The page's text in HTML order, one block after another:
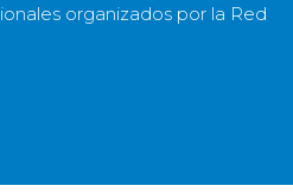
organizados por la Red